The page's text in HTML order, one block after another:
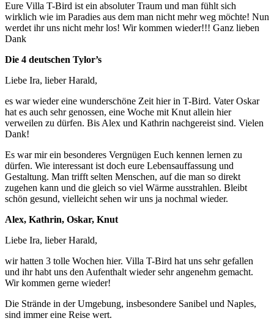
Eure Villa T-Bird ist ein absoluter Traum und man fühlt sich
wirklich wie im Paradies aus dem man nicht mehr weg möchte! Nun
werdet ihr uns nicht mehr los! Wir kommen wieder!!! Ganz lieben
Dank
Die 4 deutschen Tylor’s
Liebe Ira, lieber Harald,
es war wieder eine wunderschöne Zeit hier in T-Bird. Vater Oskar
hat es auch sehr genossen, eine Woche mit Knut allein hier
verweilen zu dürfen. Bis Alex und Kathrin nachgereist sind. Vielen
Dank!
Es war mir ein besonderes Vergnügen Euch kennen lernen zu
dürfen. Wie interessant ist doch eure Lebensauffassung und
Gestaltung. Man trifft selten Menschen, auf die man so direkt
zugehen kann und die gleich so viel Wärme ausstrahlen. Bleibt
schön gesund, vielleicht sehen wir uns ja nochmal wieder.
Alex, Kathrin, Oskar, Knut
Liebe Ira, lieber Harald,
wir hatten 3 tolle Wochen hier. Villa T-Bird hat uns sehr gefallen
und ihr habt uns den Aufenthalt wieder sehr angenehm gemacht.
Wir kommen gerne wieder!
Die Strände in der Umgebung, insbesondere Sanibel und Naples,
sind immer eine Reise wert.